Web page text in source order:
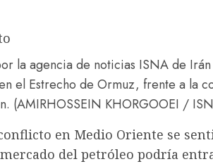
la agencia de noticias ISNA de
el Estrecho de Ormuz, frente a la
(AMIRHOSSEIN KHORGOOEI /
en Medio Oriente se
del petróleo podría